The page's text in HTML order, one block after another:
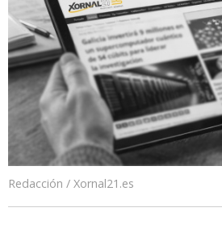
Redacción / Xornal21.es